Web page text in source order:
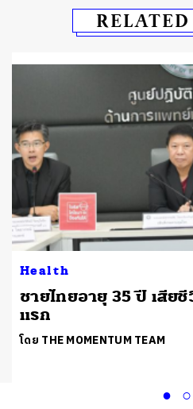
RELATED
Health
ชายไทยอายุ 35 ปี เสีย
แรก
โดย THE MOMENTUM TEAM